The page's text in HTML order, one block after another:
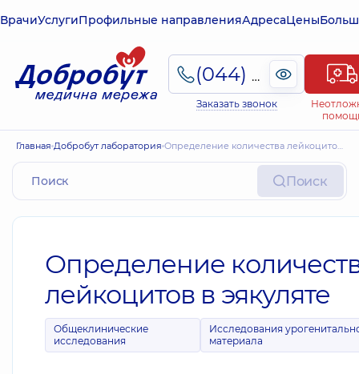
ВрачиУслугиПрофильные направленияАдресаЦены
(044) 495-2-888
Заказать звонок
Главная Добробут лаборатория Определение количества лейкоцитов в эякуляте
Поиск
Определение
лейкоцитов в эякуляте
Общеклинические
исследования
Исследования
материала